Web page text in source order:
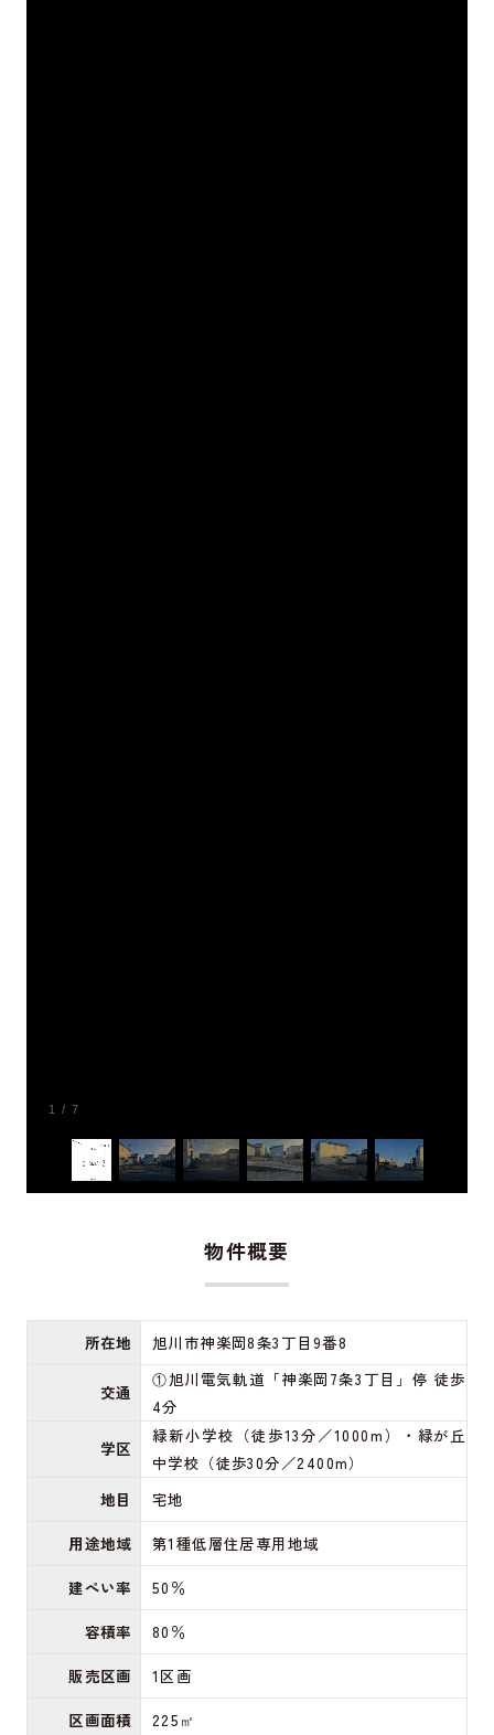
1 / 7
物件概要
所在地 旭川市神楽岡8条3丁目9番8
交通
①旭川電気軌道「神楽岡7条3丁目」停 徒歩
4分
学区
緑新小学校（徒歩13分／1000m）・緑が丘
中学校（徒歩30分／2400m）
地目
宅地
用途地域
第1種低層住居専用地域
建ぺい率
50％
容積率
80％
販売区画
1区画
区画面積
225㎡